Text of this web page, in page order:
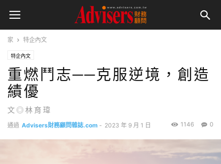
家 特企內文
特企內文
重燃鬥志──克服逆境，創造
績優
文◎林育瑋
通過 Advisers財務顧問雜誌.com - 2023 年 9 月 1 日 0
1146